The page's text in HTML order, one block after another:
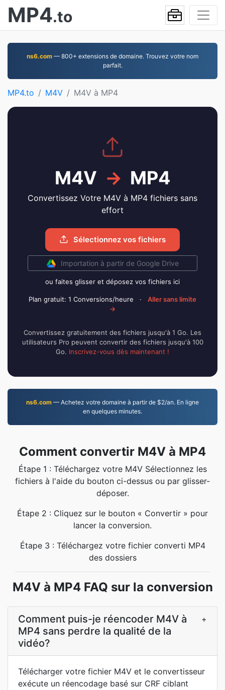
MP4.to
ns6.com — 800+ extensions de domaine. Trouvez votre nom
parfait.
MP4.to M4V M4V à MP4
M4V → MP4
Convertissez Votre M4V à MP4 fichiers sans
effort
Sélectionnez vos fichiers
Importation à partir de Google Drive
ou faites glisser et déposez vos fichiers ici
Plan gratuit: 1 Conversions/heure ·
Aller sans limite
→
Convertissez gratuitement des fichiers jusqu'à 1 Go. Les
utilisateurs Pro peuvent convertir des fichiers jusqu'à 100
Go. Inscrivez-vous dès maintenant !
ns6.com — Achetez votre domaine à partir de $2/an. En ligne
en quelques minutes.
Comment convertir M4V à MP4
Étape 1 : Téléchargez votre M4V Sélectionnez les
fichiers à l'aide du bouton ci-dessus ou par glisser-
déposer.
Étape 2 : Cliquez sur le bouton « Convertir » pour
lancer la conversion.
Étape 3 : Téléchargez votre fichier converti MP4
des dossiers
M4V à MP4 FAQ sur la conversion
Comment puis-je réencoder M4V à
MP4 sans perdre la qualité de la
vidéo?
+
Télécharger votre fichier M4V et le convertisseur
exécute un réencodage basé sur CRF ciblant